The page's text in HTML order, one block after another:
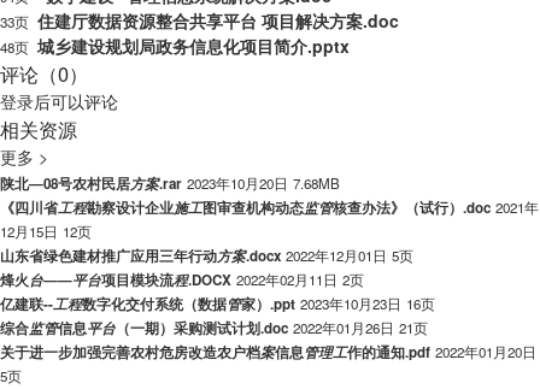
33页 住建厅数据资源整合共享平台 项目解决方案.doc
48页 城乡建设规划局政务信息化项目简介.pptx
评论（0）
登录后可以评论
相关资源
更多 >
陕北—08号农村民居方案.rar 2023年10月20日 7.68MB
《四川省工程勘察设计企业施工图审查机构动态监管核查办法》（试行）.doc 2021年
12月15日 12页
山东省绿色建材推广应用三年行动方案.docx 2022年12月01日 5页
烽火台——平台项目模块流程.DOCX 2022年02月11日 2页
亿建联--工程数字化交付系统（数据管家）.ppt 2023年10月23日 16页
综合监管信息平台 （一期）采购测试计划.doc 2022年01月26日 21页
关于进一步加强完善农村危房改造农户档案信息管理工作的通知.pdf 2022年01月20日
5页